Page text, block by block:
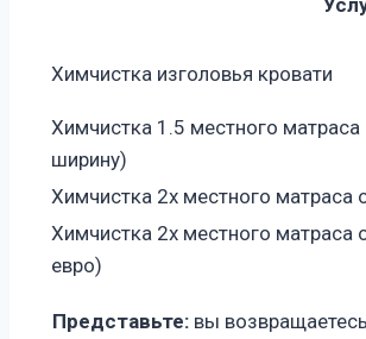
Химчистка изголовья кровати
Химчистка 1.5 местного
ширину)
Химчистка 2х местного матраса
Химчистка 2х местного матраса
евро)
Представьте:вы